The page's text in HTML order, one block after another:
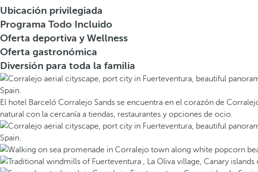
Ubicación privilegiada
Programa Todo Incluido
Oferta deportiva y Wellness
Oferta gastronómica
Diversión para toda la familia
El hotel Barceló Corralejo Sands se encuentra en el corazón de
natural con la cercanía a tiendas, restaurantes y opciones de ocio.